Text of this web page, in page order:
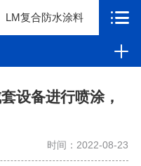
LM复合防水涂料
设备进行喷涂，
时间：2022-08-23